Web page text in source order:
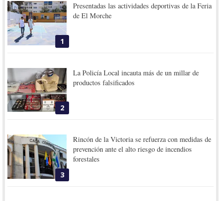
1
Presentadas las actividades deportivas de la Feria
de El Morche
2
La Policía Local incauta más de un millar de
productos falsificados
3
Rincón de la Victoria se refuerza con medidas de
prevención ante el alto riesgo de incendios
forestales